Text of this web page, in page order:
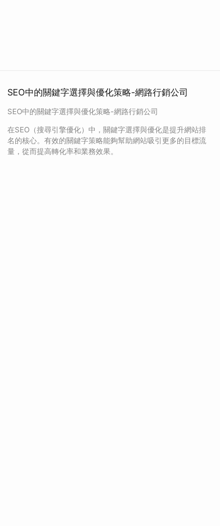
SEO中的關鍵字選擇與優化策略-網路行銷公司
SEO中的關鍵字選擇與優化策略-網路行銷公司
在SEO（搜尋引擎優化）中，關鍵字選擇與優化是提升網站排
名的核心。有效的關鍵字策略能夠幫助網站吸引更多的目標流
量，從而提高轉化率和業務效果。